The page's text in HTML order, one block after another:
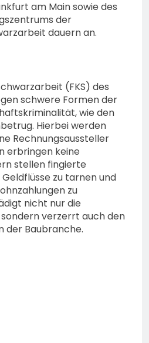
am Main sowie des
der
dauern an.
(FKS) des
schwere Formen der
wie den
Hierbei werden
Rechnungsaussteller
erbringen keine
stellen fingierte
zu tarnen und
zu
nicht nur die
sondern verzerrt auch den
der Baubranche.